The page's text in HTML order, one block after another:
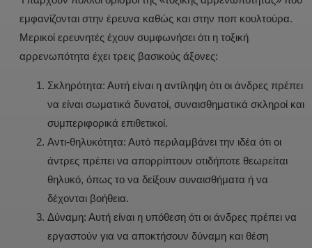
εμφανίζονται στην έρευνα καθώς και στην ποπ κουλτούρα.
Μερικοί ερευνητές έχουν συμφωνήσει ότι η τοξική
αρρενωπότητα έχει τρεις βασικούς άξονες:
Σκληρότητα: Αυτή είναι η αντίληψη ότι οι άνδρες πρέπει
να είναι σωματικά δυνατοί, συναισθηματικά σκληροί και
συμπεριφορικά επιθετικοί.
Αντι-θηλυκότητα: Αυτό περιλαμβάνει την ιδέα ότι οι
άντρες πρέπει να απορρίπτουν οτιδήποτε θεωρείται
θηλυκό, όπως το να δείξουν συναισθήματα ή να
δέχονται βοήθεια.
Δύναμη: Αυτή είναι η υπόθεση ότι οι άνδρες πρέπει να
εργαστούν για να αποκτήσουν δύναμη και θέση